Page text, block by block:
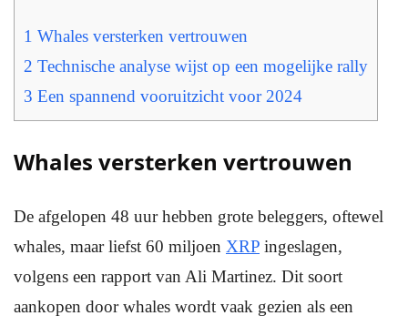
1 Whales versterken vertrouwen
2 Technische analyse wijst op een mogelijke rally
3 Een spannend vooruitzicht voor 2024
Whales versterken vertrouwen
De afgelopen 48 uur hebben grote beleggers, oftewel
whales, maar liefst 60 miljoen XRP ingeslagen,
volgens een rapport van Ali Martinez. Dit soort
aankopen door whales wordt vaak gezien als een